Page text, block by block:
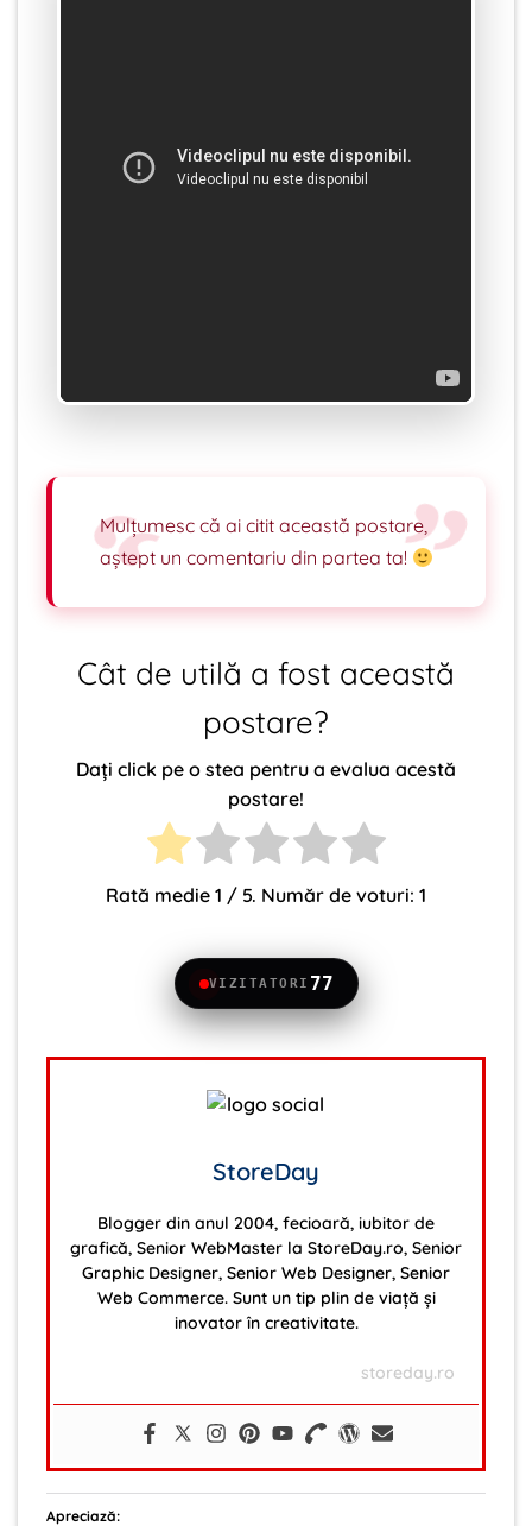
Mulțumesc că ai citit această postare,
aștept un comentariu din partea ta!
Cât de utilă a fost această
postare?
Dați click pe o stea pentru a evalua acestă
postare!
Rată medie 1 / 5. Număr de voturi: 1
VIZITATORI 77
StoreDay
Blogger din anul 2004, fecioară, iubitor de
grafică, Senior WebMaster la StoreDay.ro, Senior
Graphic Designer, Senior Web Designer, Senior
Web Commerce. Sunt un tip plin de viață și
inovator în creativitate.
storeday.ro
Apreciază: